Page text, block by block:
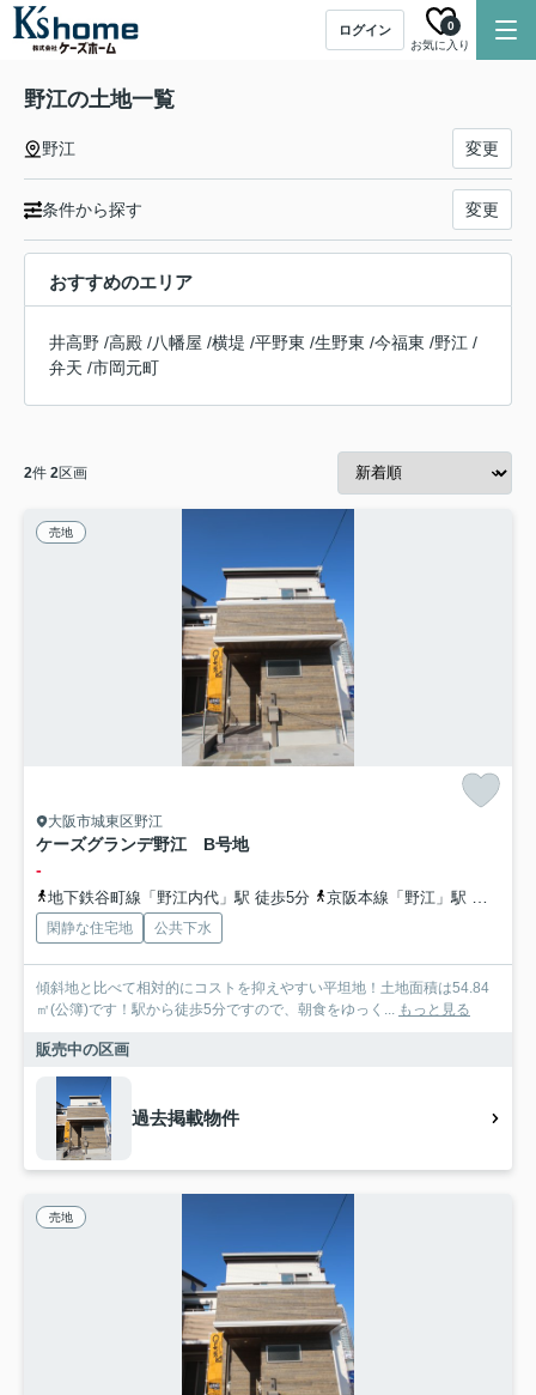
ログイン
お気に入り
0
野江の土地一覧
野江 変更
条件から探す 変更
おすすめのエリア
井高野 /高殿 /八幡屋 /横堤 /平野東 /生野東 /今福東 /野江 /
弁天 /市岡元町
2件 2区画
売地
大阪市城東区野江
ケーズグランデ野江 B号地
-
地下鉄谷町線「野江内代」駅 徒歩5分 京阪本線「野江」駅 徒歩8分
閑静な住宅地 公共下水
傾斜地と比べて相対的にコストを抑えやすい平坦地！土地面積は54.84
㎡(公簿)です！駅から徒歩5分ですので、朝食をゆっく... もっと見る
販売中の区画
過去掲載物件
売地